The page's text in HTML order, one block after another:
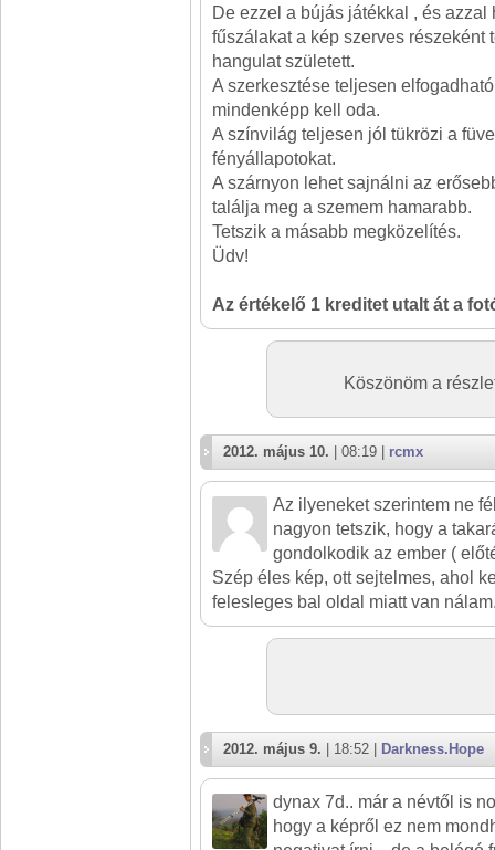
De ezzel a bújás játékkal , és azzal
fűszálakat a kép szerves részeként
hangulat született.
A szerkesztése teljesen
mindenképp kell oda.
A színvilág teljesen jól tükrözi a
fényállapotokat.
A szárnyon lehet sajnálni az
találja meg a szemem hamarabb.
Tetszik a másabb megközelítés.
Üdv!
Az értékelő 1 kreditet utalt át a
Köszönöm a
2012. május 10. | 08:19 | rcmx
Az ilyeneket szerintem ne
nagyon tetszik, hogy a
gondolkodik az ember (
Szép éles kép, ott sejtelmes, ahol
felesleges bal oldal miatt van
2012. május 9. | 18:52 | Darkness.Hope
dynax 7d.. már a névtől is
hogy a képről ez nem